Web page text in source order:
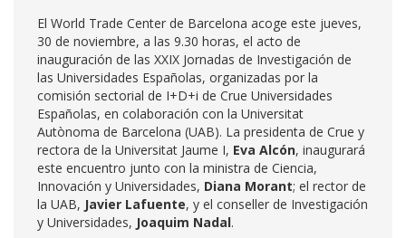
El World Trade Center de Barcelona acoge este jueves,
30 de noviembre, a las 9.30 horas, el acto de
inauguración de las XXIX Jornadas de Investigación de
las Universidades Españolas, organizadas por la
comisión sectorial de I+D+i de Crue Universidades
Españolas, en colaboración con la Universitat
Autònoma de Barcelona (UAB). La presidenta de Crue y
rectora de la Universitat Jaume I, Eva Alcón, inaugurará
este encuentro junto con la ministra de Ciencia,
Innovación y Universidades, Diana Morant; el rector de
la UAB, Javier Lafuente, y el conseller de Investigación
y Universidades, Joaquim Nadal.